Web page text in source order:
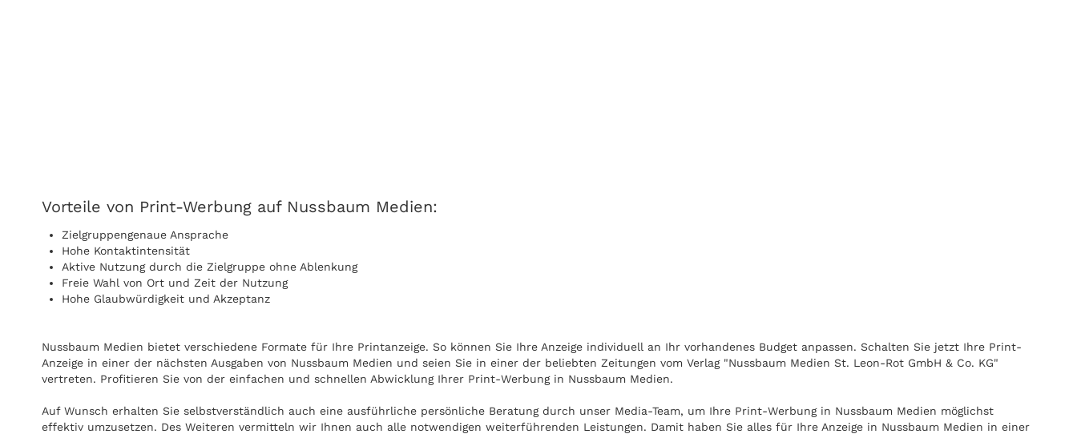
Vorteile von Print-Werbung auf Nussbaum Medien:
Zielgruppengenaue Ansprache
Hohe Kontaktintensität
Aktive Nutzung durch die Zielgruppe ohne Ablenkung
Freie Wahl von Ort und Zeit der Nutzung
Hohe Glaubwürdigkeit und Akzeptanz
Nussbaum Medien bietet verschiedene Formate für Ihre Printanzeige. So können Sie Ihre Anzeige individuell an Ihr vorhandenes Budget anpassen. Schalten Sie jetzt Ihre Print-
Anzeige in einer der nächsten Ausgaben von Nussbaum Medien und seien Sie in einer der beliebten Zeitungen vom Verlag "Nussbaum Medien St. Leon-Rot GmbH & Co. KG"
vertreten. Profitieren Sie von der einfachen und schnellen Abwicklung Ihrer Print-Werbung in Nussbaum Medien.
Auf Wunsch erhalten Sie selbstverständlich auch eine ausführliche persönliche Beratung durch unser Media-Team, um Ihre Print-Werbung in Nussbaum Medien möglichst
effektiv umzusetzen. Des Weiteren vermitteln wir Ihnen auch alle notwendigen weiterführenden Leistungen. Damit haben Sie alles für Ihre Anzeige in Nussbaum Medien in einer